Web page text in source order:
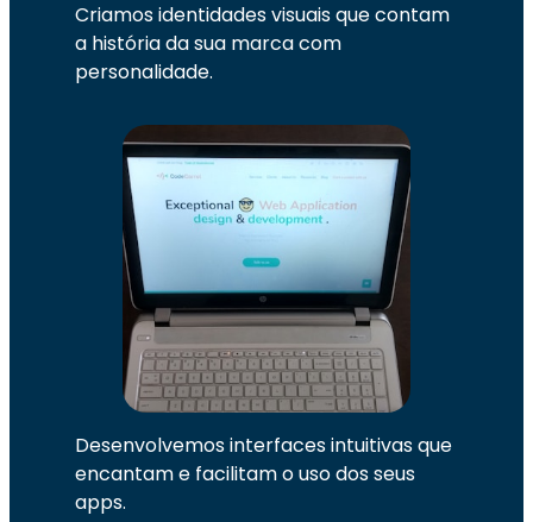
Criamos identidades visuais que contam
a história da sua marca com
personalidade.
Desenvolvemos interfaces intuitivas que
encantam e facilitam o uso dos seus
apps.